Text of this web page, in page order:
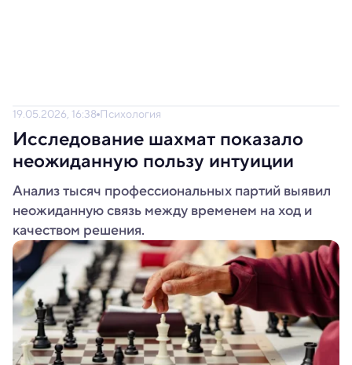
19.05.2026, 16:38 Психология
Исследование шахмат показало
неожиданную пользу интуиции
Анализ тысяч профессиональных партий выявил
неожиданную связь между временем на ход и
качеством решения.